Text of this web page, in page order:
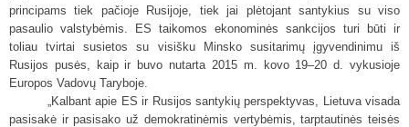
principams tiek pačioje Rusijoje, tiek jai plėtojant santykius su viso
pasaulio valstybėmis. ES taikomos ekonominės sankcijos turi būti ir
toliau tvirtai susietos su visišku Minsko susitarimų įgyvendinimu iš
Rusijos pusės, kaip ir buvo nutarta 2015 m. kovo 19–20 d. vykusioje
Europos Vadovų Taryboje.
„Kalbant apie ES ir Rusijos santykių perspektyvas, Lietuva visada
pasisakė ir pasisako už demokratinėmis vertybėmis, tarptautinės teisės